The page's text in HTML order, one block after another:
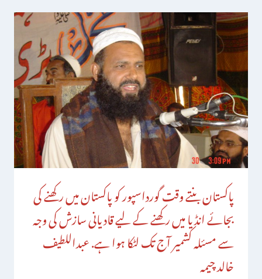
پاکستان بنتے وقت گورداسپور کو پاکستان میں رکھنے کی
بجائے انڈیا میں رکھنے کے لیے قادیانی سازش کی وجہ
سے مسئلہ کشمیر آج تک لٹکا ہوا ہے. عبداللطیف
خالد چیمہ